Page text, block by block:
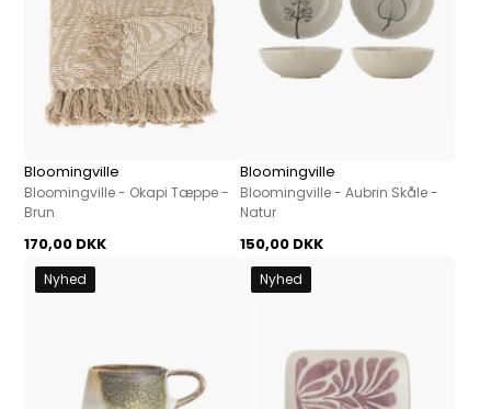
Bloomingville
Bloomingville - Okapi Tæppe -
Brun
170,00 DKK
Bloomingville
Bloomingville - Aubrin Skåle -
Natur
150,00 DKK
Nyhed Nyhed